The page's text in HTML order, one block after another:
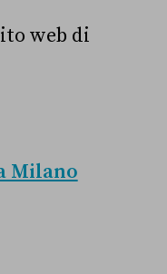
web di
Milano